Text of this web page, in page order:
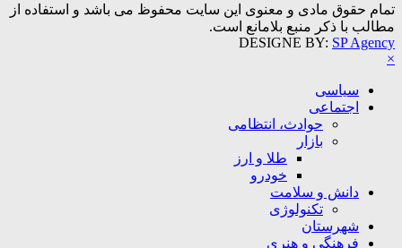
تمام حقوق مادی و معنوی این سایت محفوظ می باشد و استفاده از
مطالب با ذکر منبع بلامانع است.
DESIGNE BY: SP Agency
×
سیاسی
اجتماعی
حوادث، انتظامی
بازار
طلا و ارز
خودرو
دانش و سلامت
تکنولوژی
شهرستان
فرهنگی و هنری